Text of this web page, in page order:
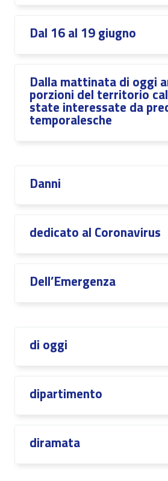
Dal 16 al 19 giugno
Dalla mattinata di oggi
porzioni del territorio
state interessate da
temporalesche
Danni
dedicato al Coronavirus
Dell’Emergenza
di oggi
dipartimento
diramata